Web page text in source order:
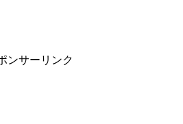
ンサーリンク